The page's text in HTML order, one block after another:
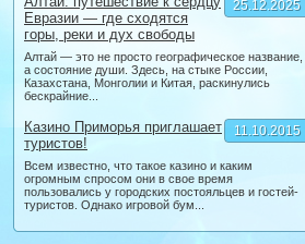
25.12.2025
Евразии — где сходятся
горы, реки и дух свободы
Алтай — это не просто географическое название,
а состояние души. Здесь, на стыке России,
Казахстана, Монголии и Китая, раскинулись
бескрайние...
11.10.2015
Казино Приморья приглашает
туристов!
Всем известно, что такое казино и каким
огромным спросом они в свое время
пользовались у городских постояльцев и гостей-
туристов. Однако игровой бум...